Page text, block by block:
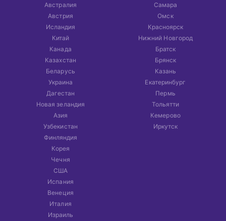
Австралия
Австрия
Исландия
Китай
Канада
Казахстан
Беларусь
Украина
Дагестан
Новая зеландия
Азия
Узбекистан
Финляндия
Корея
Чечня
США
Испания
Венеция
Италия
Израиль
Самара
Омск
Красноярск
Нижний Новгород
Братск
Брянск
Казань
Екатеринбург
Пермь
Тольятти
Кемерово
Иркутск